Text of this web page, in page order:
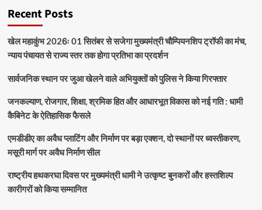
Recent Posts
खेल महाकुंभ 2026ः 01 सितंबर से सजेगा मुख्यमंत्री चौम्पियनशिप ट्रॉफी का मंच,
न्याय पंचायत से राज्य स्तर तक होगा प्रतिभा का प्रदर्शन
सार्वजनिक स्थान पर जुआ खेलने वाले अभियुक्तों को पुलिस ने किया गिरफ्तार
जनकल्याण, रोजगार, शिक्षा, श्रमिक हित और आधारभूत विकास को नई गति : धामी
कैबिनेट के ऐतिहासिक फैसले
एमडीडीए का अवैध प्लाटिंग और निर्माण पर बड़ा एक्शन, दो स्थानों पर ध्वस्तीकरण,
मसूरी मार्ग पर अवैध निर्माण सील
राष्ट्रीय हथकरघा दिवस पर मुख्यमंत्री धामी ने उत्कृष्ट बुनकरों और हस्तशिल्प
कारीगरों को किया सम्मानित